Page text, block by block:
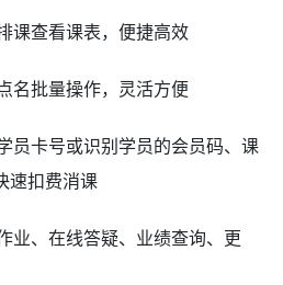
课查看课表，便捷高效
名批量操作，灵活方便
员卡号或识别学员的会员码、课
速扣费消课
业、在线答疑、业绩查询、更